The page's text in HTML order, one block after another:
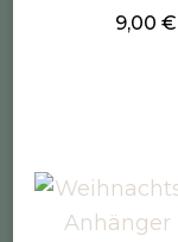
9,00 €